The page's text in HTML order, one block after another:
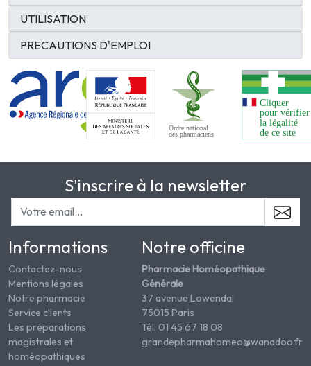
UTILISATION
PRECAUTIONS D'EMPLOI
S'inscrire à la newsletter
Informations
Contactez-nous
Mentions légales
Notre pharmacie
Service clients
Les préparations
magistrales et
homéopathiques
Notre officine
Pharmacie Homéopathique
Générale
37 avenue Lowendal
75015 Paris
Tél. 01 45 67 18 08
grandepharmahomeo@wanadoo.fr